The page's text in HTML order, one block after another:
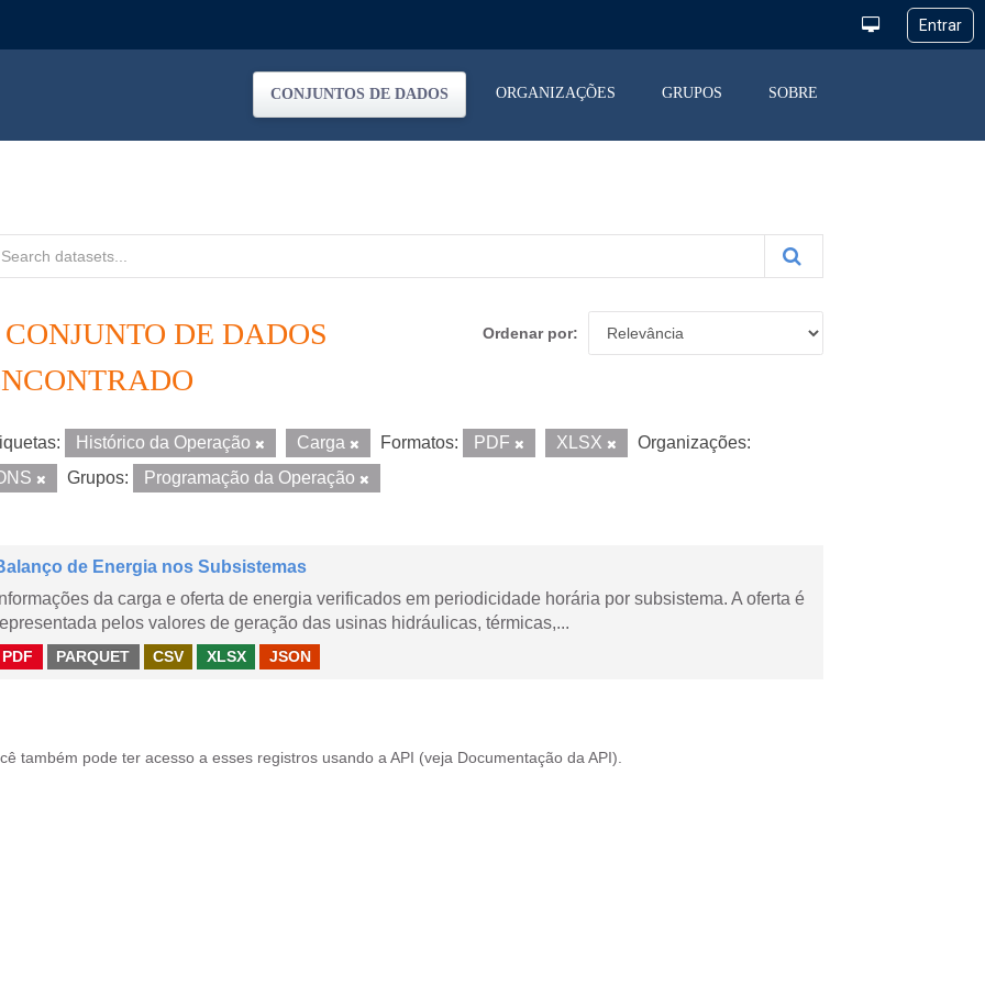
CONJUNTOS DE DADOS ORGANIZAÇÕES GRUPOS SOBRE
Ordenar por
CONJUNTO DE DADOS
Histórico da Operação Carga Formatos: PDF XLSX
Organizações:
Grupos: Programação da Operação
de Energia nos Subsistemas
Informações da carga e oferta de energia verificados em periodicidade horária por subsistema. A oferta é
pelos valores de geração das usinas hidráulicas, térmicas,...
PDF PARQUET CSV XLSX JSON
também pode ter acesso a esses registros usando a API (veja Documentação da API ).